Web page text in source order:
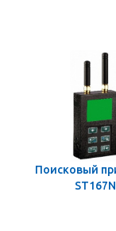
Поисковый
ST167N